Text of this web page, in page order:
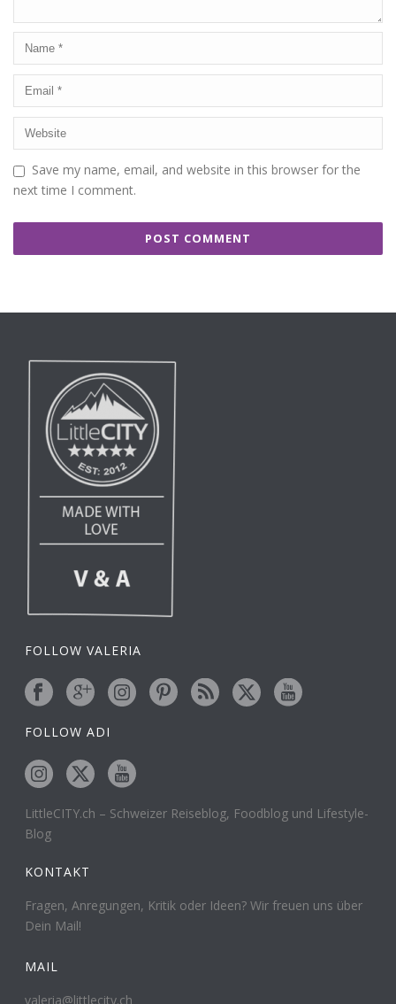
Save my name, email, and website in this browser for the
next time I comment.
FOLLOW VALERIA
FOLLOW ADI
LittleCITY.ch – Schweizer Reiseblog, Foodblog und Lifestyle-
Blog
KONTAKT
Fragen, Anregungen, Kritik oder Ideen? Wir freuen uns über
Dein Mail!
MAIL
valeria@littlecity.ch